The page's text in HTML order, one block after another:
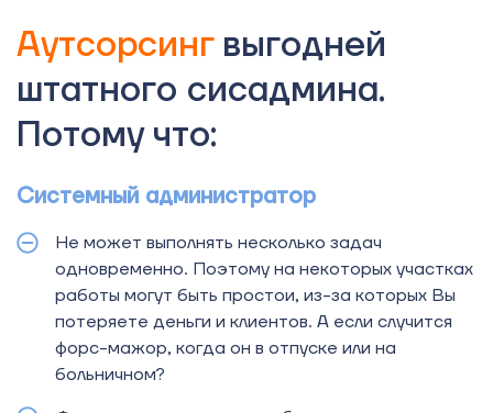
Аутсорсингвыгодней
штатного сисадмина.
Потому что:
Системный администратор
Не может выполнять несколько задач
одновременно. Поэтому на некоторых участках
работы могут быть простои, из-за которых Вы
потеряете деньги и клиентов. А если случится
форс-мажор, когда он в отпуске или на
больничном?